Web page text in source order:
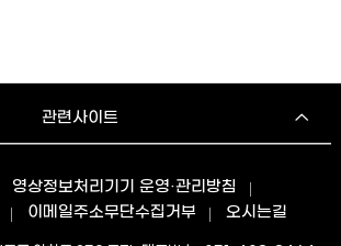
관련사이트
영상정보처리기기 운영·관리방침
이메일주소무단수집거부 오시는길